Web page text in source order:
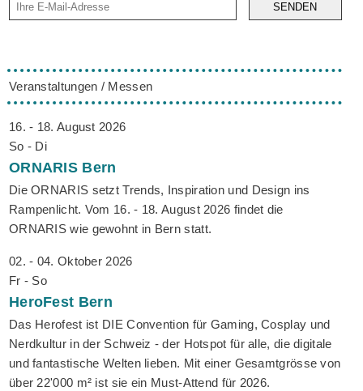
SENDEN
Veranstaltungen / Messen
16. - 18. August 2026
So - Di
ORNARIS Bern
Die ORNARIS setzt Trends, Inspiration und Design ins
Rampenlicht. Vom 16. - 18. August 2026 findet die
ORNARIS wie gewohnt in Bern statt.
02. - 04. Oktober 2026
Fr - So
HeroFest Bern
Das Herofest ist DIE Convention für Gaming, Cosplay und
Nerdkultur in der Schweiz - der Hotspot für alle, die digitale
und fantastische Welten lieben. Mit einer Gesamtgrösse von
über 22'000 m² ist sie ein Must-Attend für 2026.